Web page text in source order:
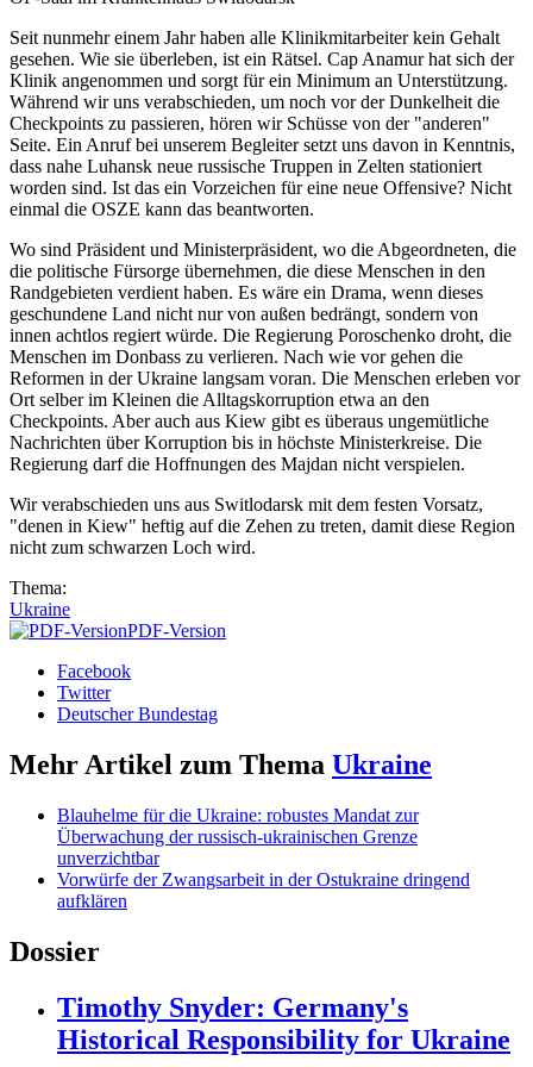
Seit nunmehr einem Jahr haben alle Klinikmitarbeiter kein Gehalt
gesehen. Wie sie überleben, ist ein Rätsel. Cap Anamur hat sich der
Klinik angenommen und sorgt für ein Minimum an Unterstützung.
Während wir uns verabschieden, um noch vor der Dunkelheit die
Checkpoints zu passieren, hören wir Schüsse von der "anderen"
Seite. Ein Anruf bei unserem Begleiter setzt uns davon in Kenntnis,
dass nahe Luhansk neue russische Truppen in Zelten stationiert
worden sind. Ist das ein Vorzeichen für eine neue Offensive? Nicht
einmal die OSZE kann das beantworten.
Wo sind Präsident und Ministerpräsident, wo die Abgeordneten, die
die politische Fürsorge übernehmen, die diese Menschen in den
Randgebieten verdient haben. Es wäre ein Drama, wenn dieses
geschundene Land nicht nur von außen bedrängt, sondern von
innen achtlos regiert würde. Die Regierung Poroschenko droht, die
Menschen im Donbass zu verlieren. Nach wie vor gehen die
Reformen in der Ukraine langsam voran. Die Menschen erleben vor
Ort selber im Kleinen die Alltagskorruption etwa an den
Checkpoints. Aber auch aus Kiew gibt es überaus ungemütliche
Nachrichten über Korruption bis in höchste Ministerkreise. Die
Regierung darf die Hoffnungen des Majdan nicht verspielen.
Wir verabschieden uns aus Switlodarsk mit dem festen Vorsatz,
"denen in Kiew" heftig auf die Zehen zu treten, damit diese Region
nicht zum schwarzen Loch wird.
Thema:
Ukraine
PDF-Version
Facebook
Twitter
Deutscher Bundestag
Mehr Artikel zum Thema Ukraine
Blauhelme für die Ukraine: robustes Mandat zur
Überwachung der russisch-ukrainischen Grenze
unverzichtbar
Vorwürfe der Zwangsarbeit in der Ostukraine dringend
aufklären
Dossier
Timothy Snyder: Germany's
Historical Responsibility for Ukraine